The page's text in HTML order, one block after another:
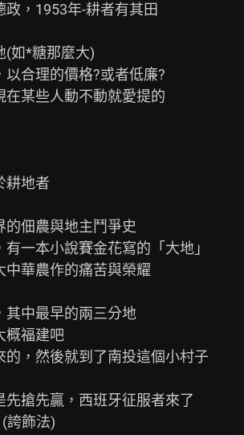
政，1953年-耕者有其田
(如*糖那麼大)
合理的價格?或者低廉?
在某些人動不動就愛提的
耕地者
的佃農與地主鬥爭史
一本小說賽金花寫的「大地」
中華農作的痛苦與榮耀
其中最早的兩三分地
概福建吧
的，然後就到了南投這個小村子
先搶先贏，西班牙征服者來了
誇飾法)